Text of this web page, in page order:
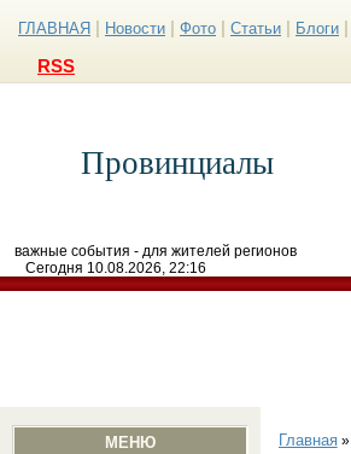
ГЛАВНАЯ Новости Фото Статьи Блоги
RSS
Провинциалы
важные события - для жителей регионов
Сегодня 10.08.2026, 22:16
МЕНЮ Главная»